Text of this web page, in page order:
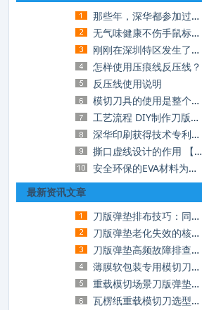
那些年，深华都参加过那些展会
无气味健康不伤手鼠标垫EVA材料 中高档理想
刚刚在深圳特区发生了一场地震，你知道吗？
怎样使用压痕线反压线？
反压线使用说明
模切刀具的使用是整个模切过程中至为关键的
工艺流程 DIY制作刀版——看图就会做
深华印刷获得技术专利多项
撕口虚线设计的作用 【模切资讯】
安全环保的EVA材料为孩子的成长保驾护航
最新资讯文章
刀版弹垫排布技巧：同样的垫，不一样的模切
刀版弹垫老化失效的核心诱因与长效延寿实操
刀版弹垫高频故障排查与实操解决方案，告别
薄膜软包装专用模切刀选型：解决粘刀、拉丝
重载模切场景刀版弹垫选型：厚瓦楞、灰板加
瓦楞纸重载模切刀选型指南：破解厚材裁切的